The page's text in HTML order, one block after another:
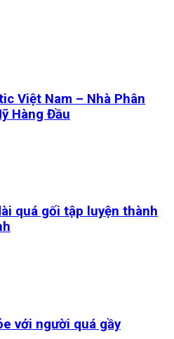
Việt Nam – Nhà Phân
Hàng Đầu
quá gối tập luyện thành
với người quá gầy